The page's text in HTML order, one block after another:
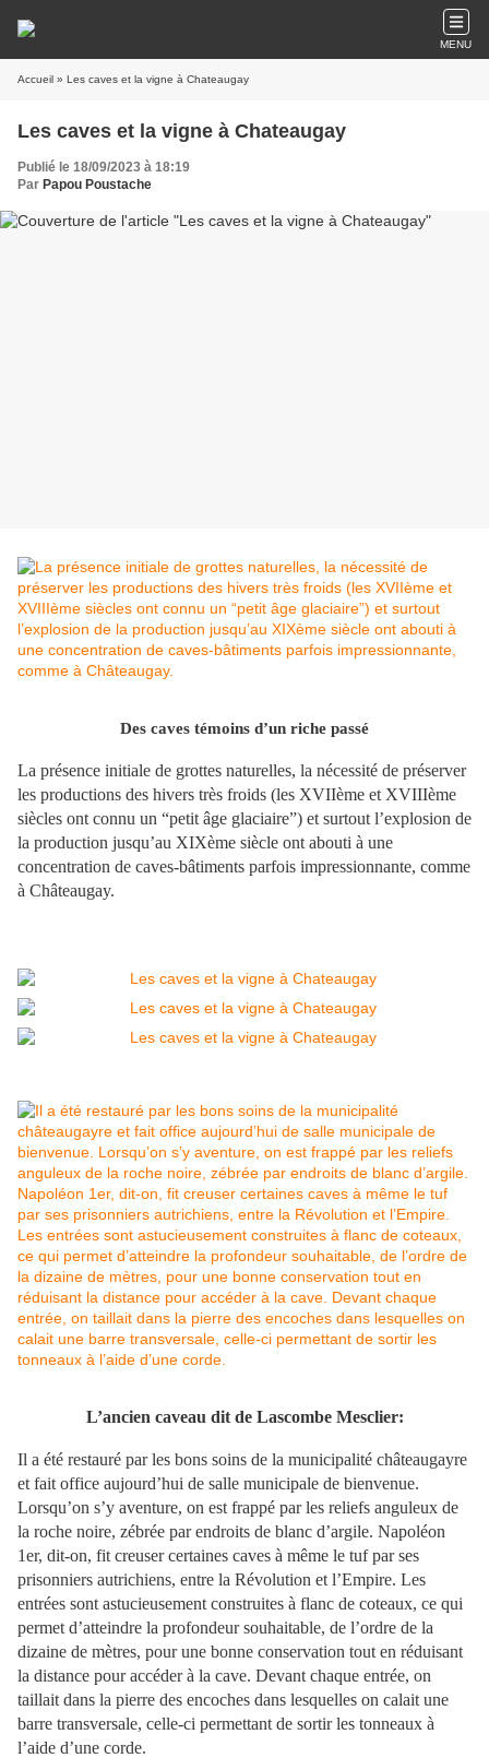
MENU
Accueil » Les caves et la vigne à Chateaugay
Les caves et la vigne à Chateaugay
Publié le 18/09/2023 à 18:19
Par Papou Poustache
Des caves témoins d’un riche passé
La présence initiale de grottes naturelles, la nécessité de préserver
les productions des hivers très froids (les XVIIème et XVIIIème
siècles ont connu un “petit âge glaciaire”) et surtout l’explosion de
la production jusqu’au XIXème siècle ont abouti à une
concentration de caves-bâtiments parfois impressionnante, comme
à Châteaugay.
L’ancien caveau dit de Lascombe Mesclier:
Il a été restauré par les bons soins de la municipalité châteaugayre
et fait office aujourd’hui de salle municipale de bienvenue.
Lorsqu’on s’y aventure, on est frappé par les reliefs anguleux de
la roche noire, zébrée par endroits de blanc d’argile. Napoléon
1er, dit-on, fit creuser certaines caves à même le tuf par ses
prisonniers autrichiens, entre la Révolution et l’Empire. Les
entrées sont astucieusement construites à flanc de coteaux, ce qui
permet d’atteindre la profondeur souhaitable, de l’ordre de la
dizaine de mètres, pour une bonne conservation tout en réduisant
la distance pour accéder à la cave. Devant chaque entrée, on
taillait dans la pierre des encoches dans lesquelles on calait une
barre transversale, celle-ci permettant de sortir les tonneaux à
l’aide d’une corde.